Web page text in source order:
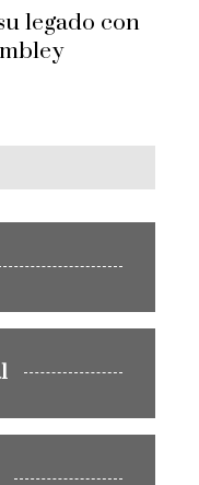
legado con